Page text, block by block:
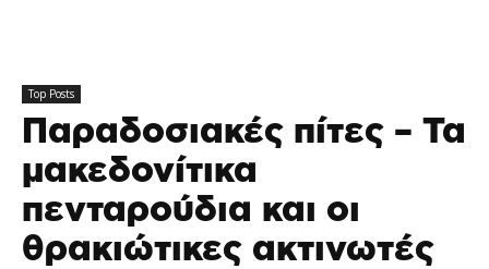
Top Posts
Παραδοσιακές πίτες – Τα
μακεδονίτικα
πενταρούδια και οι
θρακιώτικες ακτινωτές